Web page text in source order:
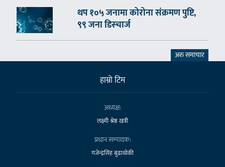
थप १०५ जनामा कोरोना संक्रमण पुष्टि,
९९ जना डिस्चार्ज
अरु समाचार
हाम्राे टिम
अध्यक्ष:
लक्ष्मी श्रेष्ठ खत्री
प्रधान सम्पादक:
गजेन्द्रसिंह बुढाथोकी